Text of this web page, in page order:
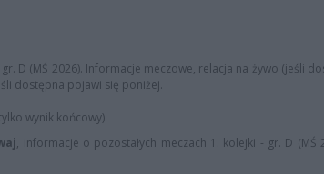
D (MŚ 2026). Informacje meczowe, relacja na żywo (jeśli
dostępna pojawi się poniżej.
wynik końcowy)
, informacje o pozostałych meczach 1. kolejki - gr. D (MŚ